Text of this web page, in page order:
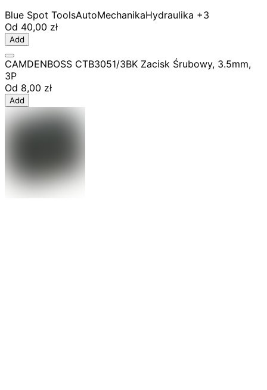
Blue Spot ToolsAutoMechanikaHydraulika +3
Od 40,00 zł
Add
CAMDENBOSS CTB3051/3BK Zacisk Śrubowy, 3.5mm,
3P
Od 8,00 zł
Add